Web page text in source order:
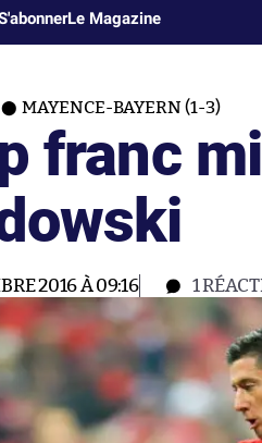
Le Magazine
MAYENCE-BAYERN (1-3)
franc
2016 À 09:16 1